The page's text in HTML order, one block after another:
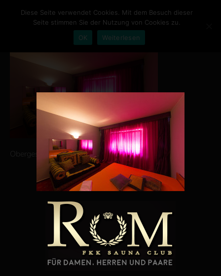
LADIES
AMBIENTE
KONTAKT
Obergeschoss FKK Rom
Diese Seite verwendet Cookies. Mit dem Besuch dieser
Seite stimmen Sie der Nutzung von Cookies zu.
OK
Weiterlesen